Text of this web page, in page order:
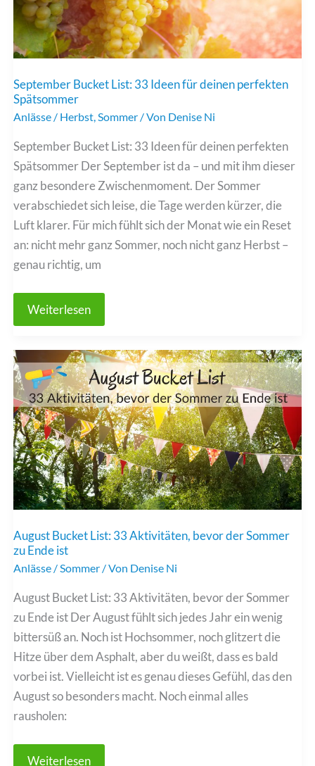
September Bucket List: 33 Ideen für deinen perfekten
Spätsommer
Anlässe / Herbst,Sommer / Von Denise Ni
September Bucket List: 33 Ideen für deinen perfekten
Spätsommer Der September ist da – und mit ihm dieser
ganz besondere Zwischenmoment. Der Sommer
verabschiedet sich leise, die Tage werden kürzer, die
Luft klarer. Für mich fühlt sich der Monat wie ein Reset
an: nicht mehr ganz Sommer, noch nicht ganz Herbst –
genau richtig, um
September
für
deinen
perfekten
Spätsommer
Weiterlesen
August Bucket List: 33 Aktivitäten, bevor der Sommer
zu Ende ist
Anlässe /Sommer / Von Denise Ni
August Bucket List: 33 Aktivitäten, bevor der Sommer
zu Ende ist Der August fühlt sich jedes Jahr ein wenig
bittersüß an. Noch ist Hochsommer, noch glitzert die
Hitze über dem Asphalt, aber du weißt, dass es bald
vorbei ist. Vielleicht ist es genau dieses Gefühl, das den
August so besonders macht. Noch einmal alles
rausholen:
August
Weiterlesen